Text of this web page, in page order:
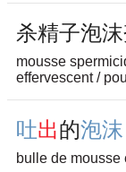
杀精子泡沫
mousse
effervescent /
吐出的泡沫
bulle de mousse